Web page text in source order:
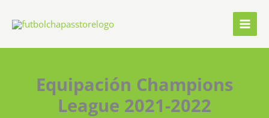
Equipación Champions
League 2021-2022